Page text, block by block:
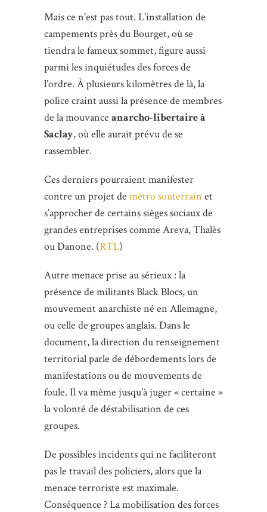
Mais ce n’est pas tout. L’installation de
campements près du Bourget, où se
tiendra le fameux sommet, figure aussi
parmi les inquiétudes des forces de
l’ordre. À plusieurs kilomètres de là, la
police craint aussi la présence de membres
de la mouvance anarcho-libertaire à
Saclay, où elle aurait prévu de se
rassembler.
Ces derniers pourraient manifester
contre un projet de métro souterrain et
s’approcher de certains sièges sociaux de
grandes entreprises comme Areva, Thalès
ou Danone. (RTL)
Autre menace prise au sérieux : la
présence de militants Black Blocs, un
mouvement anarchiste né en Allemagne,
ou celle de groupes anglais. Dans le
document, la direction du renseignement
territorial parle de débordements lors de
manifestations ou de mouvements de
foule. Il va même jusqu’à juger « certaine »
la volonté de déstabilisation de ces
groupes.
De possibles incidents qui ne faciliteront
pas le travail des policiers, alors que la
menace terroriste est maximale.
Conséquence ? La mobilisation des forces